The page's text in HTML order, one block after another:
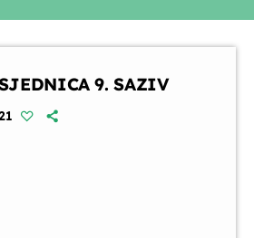
9. SAZIV